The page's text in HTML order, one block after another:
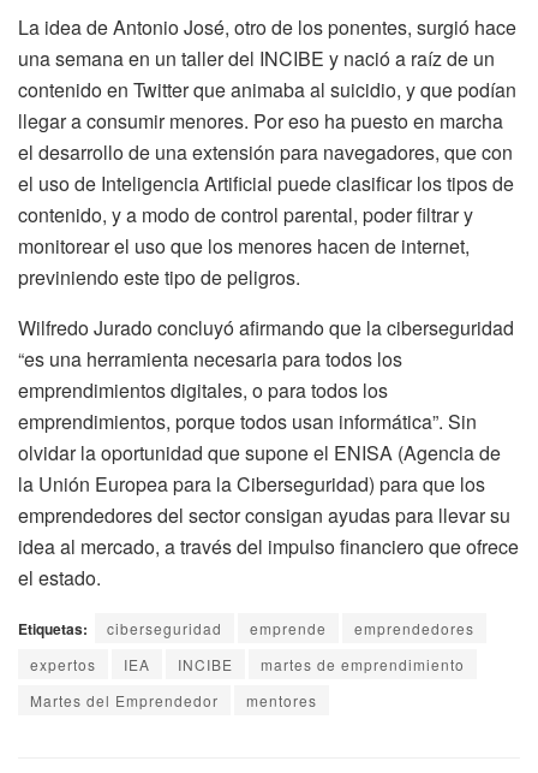
La idea de Antonio José, otro de los ponentes, surgió hace
una semana en un taller del INCIBE y nació a raíz de un
contenido en Twitter que animaba al suicidio, y que podían
llegar a consumir menores. Por eso ha puesto en marcha
el desarrollo de una extensión para navegadores, que con
el uso de Inteligencia Artificial puede clasificar los tipos de
contenido, y a modo de control parental, poder filtrar y
monitorear el uso que los menores hacen de internet,
previniendo este tipo de peligros.
Wilfredo Jurado concluyó afirmando que la ciberseguridad
“es una herramienta necesaria para todos los
emprendimientos digitales, o para todos los
emprendimientos, porque todos usan informática”. Sin
olvidar la oportunidad que supone el ENISA (Agencia de
la Unión Europea para la Ciberseguridad) para que los
emprendedores del sector consigan ayudas para llevar su
idea al mercado, a través del impulso financiero que ofrece
el estado.
Etiquetas: ciberseguridad emprende
emprendedores
expertos
IEA INCIBE
martes de emprendimiento
Martes del Emprendedor
mentores